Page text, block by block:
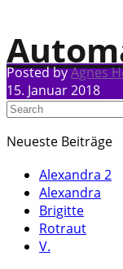
Posted byAgnes
15. Januar 2018
Neueste Beiträge
Alexandra 2
Alexandra
Brigitte
Rotraut
V.